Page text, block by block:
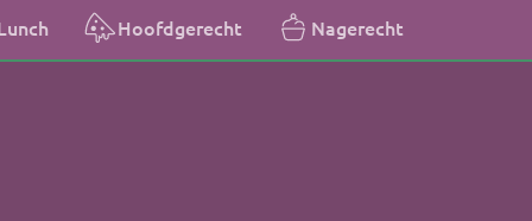
tijden
Hoofdgerecht Nagerecht